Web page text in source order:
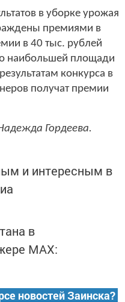
в уборке урожая
премиями в
в 40 тыс. рублей
наибольшей площади
конкурса в
получат премии
Гордеева.
и интересным в
в
MАХ:
новостей Заинска?